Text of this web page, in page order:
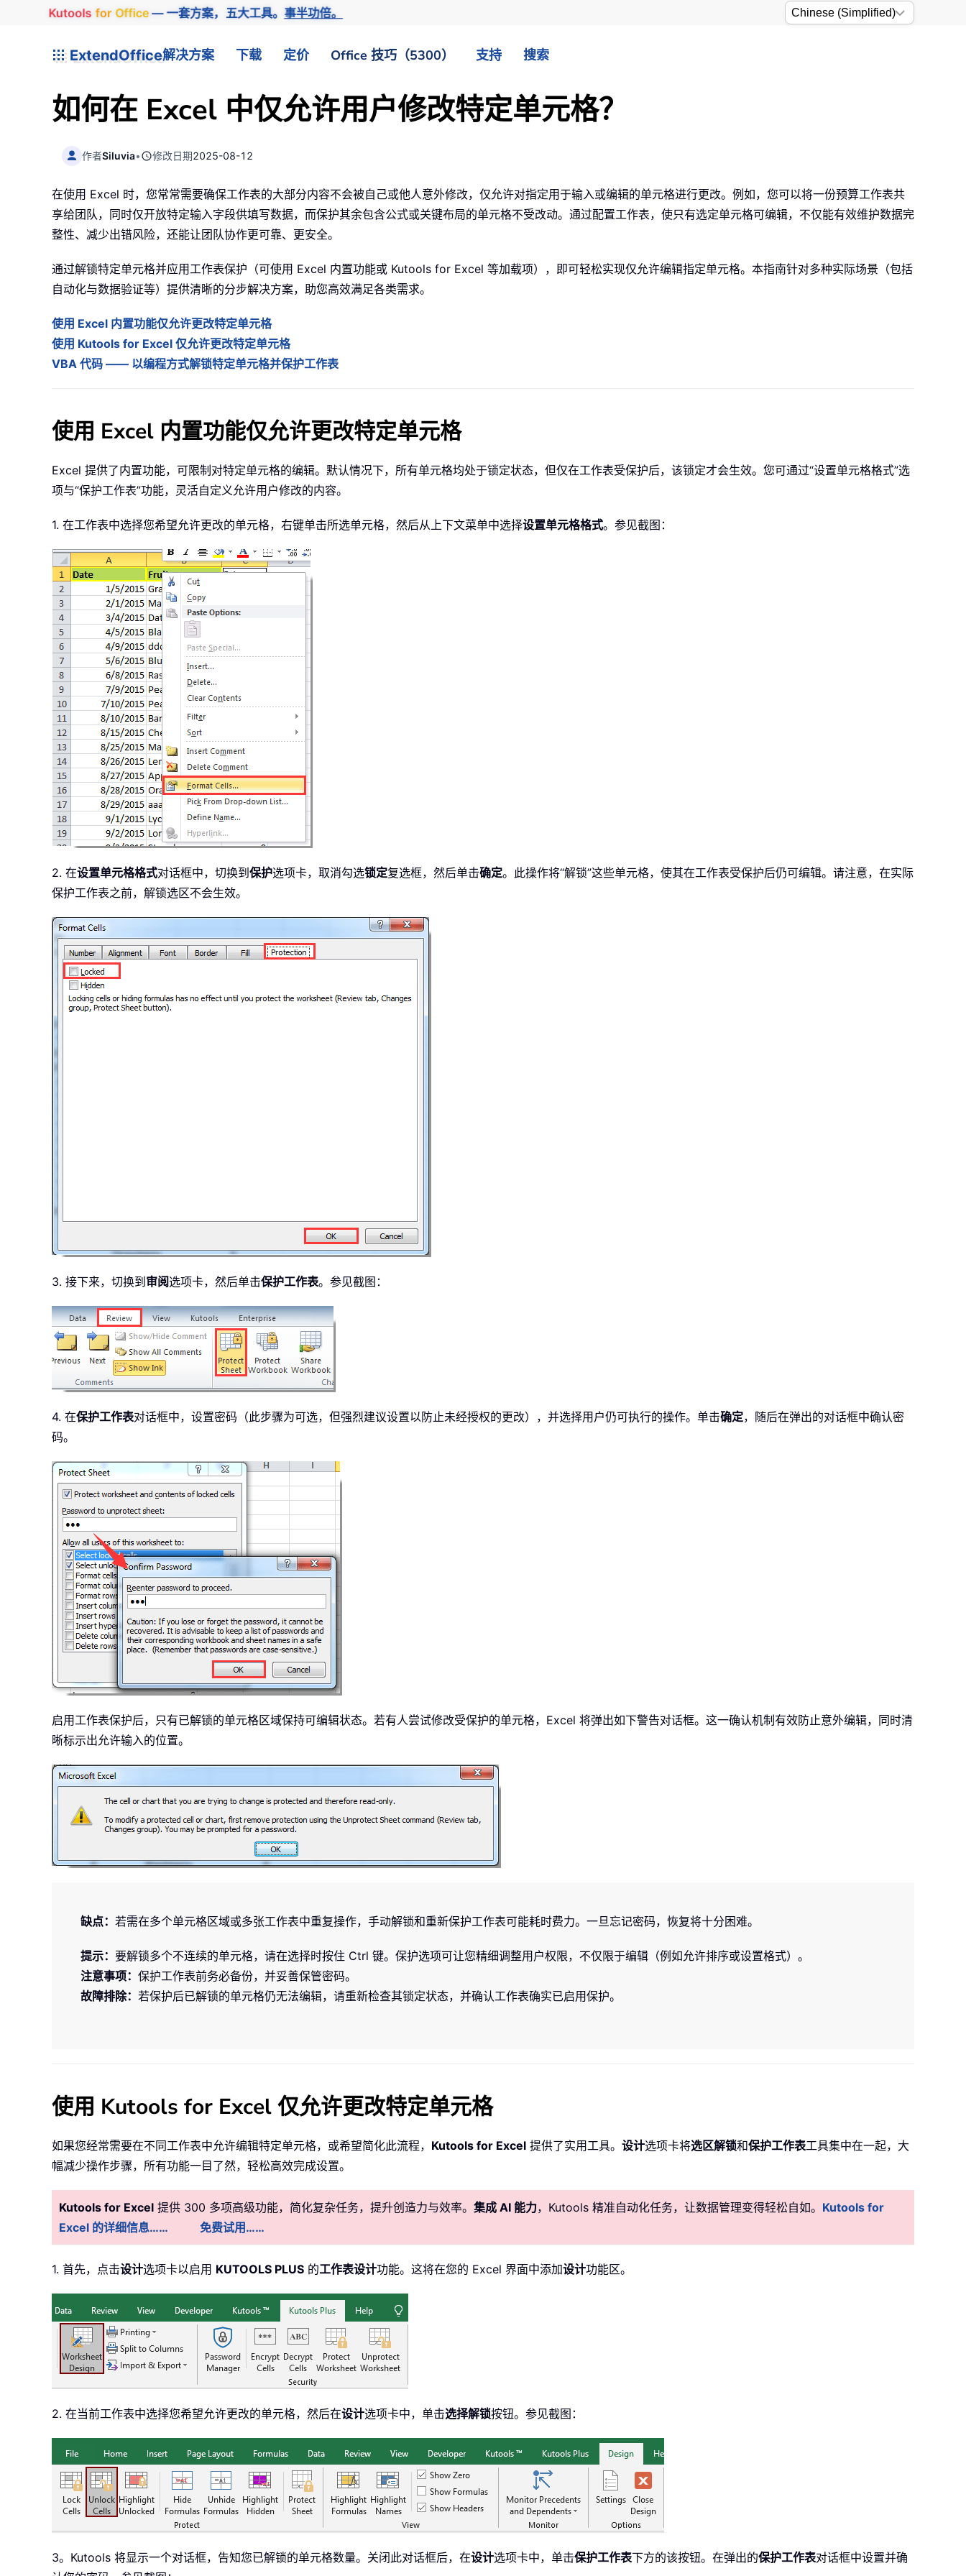
Kutools for Office— 一套方案，五大工具。事半功倍。
ExtendOffice解决方案 下载 定价 Office 技巧（5300） 支持 搜索
如何在 Excel 中仅允许用户修改特定单元格？
作者Siluvia• 修改日期2025-08-12
在使用 Excel 时，您常常需要确保工作表的大部分内容不会被自己或他人意外修改，仅允许对指定用于输入或编辑的单元格进行更改。例如，您可以将一份预算工作表共
享给团队，同时仅开放特定输入字段供填写数据，而保护其余包含公式或关键布局的单元格不受改动。通过配置工作表，使只有选定单元格可编辑，不仅能有效维护数据完
整性、减少出错风险，还能让团队协作更可靠、更安全。
通过解锁特定单元格并应用工作表保护（可使用 Excel 内置功能或 Kutools for Excel 等加载项），即可轻松实现仅允许编辑指定单元格。本指南针对多种实际场景（包括
自动化与数据验证等）提供清晰的分步解决方案，助您高效满足各类需求。
使用 Excel 内置功能仅允许更改特定单元格
使用 Kutools for Excel 仅允许更改特定单元格
VBA 代码 —— 以编程方式解锁特定单元格并保护工作表
使用 Excel 内置功能仅允许更改特定单元格
Excel 提供了内置功能，可限制对特定单元格的编辑。默认情况下，所有单元格均处于锁定状态，但仅在工作表受保护后，该锁定才会生效。您可通过“设置单元格格式”选
项与“保护工作表”功能，灵活自定义允许用户修改的内容。
1. 在工作表中选择您希望允许更改的单元格，右键单击所选单元格，然后从上下文菜单中选择设置单元格格式。参见截图：
2. 在设置单元格格式对话框中，切换到 保护选项卡，取消勾选锁定复选框，然后单击确定。此操作将“解锁”这些单元格，使其在工作表受保护后仍可编辑。请注意，在实际
保护工作表之前，解锁选区不会生效。
3. 接下来，切换到 审阅选项卡，然后单击保护工作表。参见截图：
4. 在保护工作表对话框中，设置密码（此步骤为可选，但强烈建议设置以防止未经授权的更改），并选择用户仍可执行的操作。单击确定，随后在弹出的对话框中确认密
码。
启用工作表保护后，只有已解锁的单元格区域保持可编辑状态。若有人尝试修改受保护的单元格，Excel 将弹出如下警告对话框。这一确认机制有效防止意外编辑，同时清
晰标示出允许输入的位置。
缺点： 若需在多个单元格区域或多张工作表中重复操作，手动解锁和重新保护工作表可能耗时费力。一旦忘记密码，恢复将十分困难。
提示： 要解锁多个不连续的单元格，请在选择时按住 Ctrl 键。保护选项可让您精细调整用户权限，不仅限于编辑（例如允许排序或设置格式）。
注意事项： 保护工作表前务必备份，并妥善保管密码。
故障排除： 若保护后已解锁的单元格仍无法编辑，请重新检查其锁定状态，并确认工作表确实已启用保护。
使用 Kutools for Excel 仅允许更改特定单元格
如果您经常需要在不同工作表中允许编辑特定单元格，或希望简化此流程， Kutools for Excel 提供了实用工具。 设计选项卡将选区解锁和保护工作表工具集中在一起，大
幅减少操作步骤，所有功能一目了然，轻松高效完成设置。
Kutools for Excel 提供 300 多项高级功能，简化复杂任务，提升创造力与效率。 集成 AI 能力，Kutools 精准自动化任务，让数据管理变得轻松自如。 Kutools for
Excel 的详细信息……
免费试用……
1. 首先，点击设计选项卡以启用 KUTOOLS PLUS 的工作表设计功能。这将在您的 Excel 界面中添加设计功能区。
2. 在当前工作表中选择您希望允许更改的单元格，然后在设计选项卡中，单击选择解锁按钮。参见截图：
3。Kutools 将显示一个对话框，告知您已解锁的单元格数量。关闭此对话框后，在设计选项卡中，单击保护工作表下方的该按钮。在弹出的保护工作表对话框中设置并确